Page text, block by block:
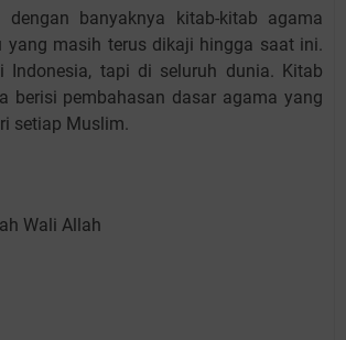
banyaknya kitab-kitab agama
yang masih terus dikaji hingga saat ini.
Indonesia, tapi di seluruh dunia. Kitab
berisi pembahasan dasar agama yang
setiap Muslim.
Wali Allah